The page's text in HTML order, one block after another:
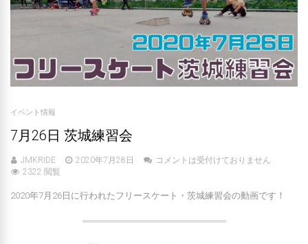
イベント情報
7月26日 茨城練習会
JMKRIDE 2020年7月28日
コメントは受付けておりません
2322 閲覧
2020年7月26日に行われたフリースケート・茨城練習会の動画です！